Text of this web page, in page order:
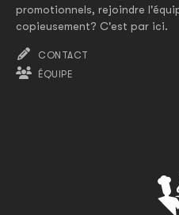
promotionnels, rejoindre
copieusement? C'est par ici.
CONTACT
ÉQUIPE